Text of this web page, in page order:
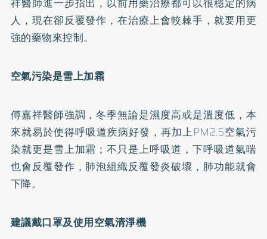
人，現在卻反覆發作，在治療上會較棘手，就要用更
強的藥物來控制。
空氣污染是雪上加霜
傅嘉祥醫師強調，冬季無論是濕度高或是溫度低，本
來就易於使得呼吸道疾病好發，再加上PM2.5空氣污
染就更是雪上加霜；不只是上呼吸道，下呼吸道氣喘
也會反覆發作，肺泡組織反覆發炎破壞，肺功能就會
下降。
建議戴口罩及使用空氣清淨機